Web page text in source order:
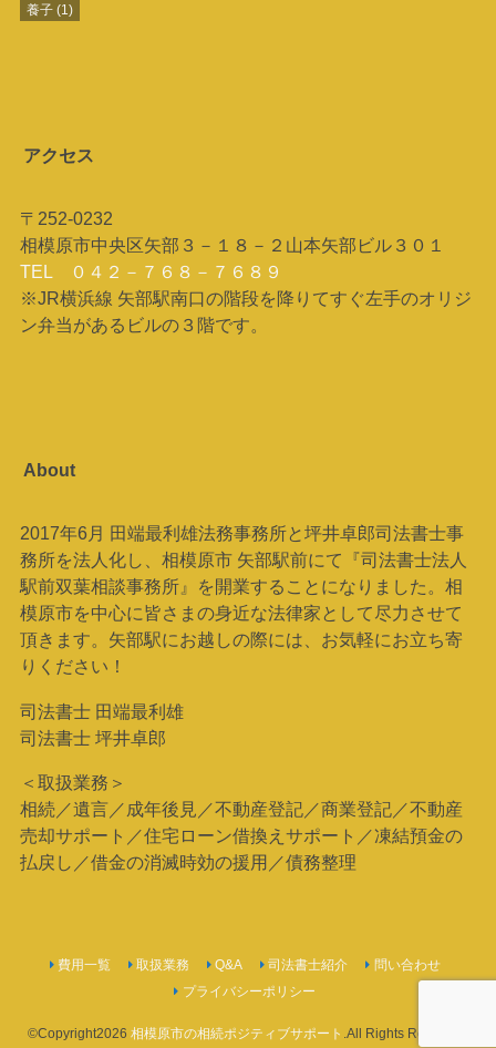
養子(1)
アクセス
〒252-0232
相模原市中央区矢部３－１８－２山本矢部ビル３０１
TEL ０４２－７６８－７６８９
※JR横浜線 矢部駅南口の階段を降りてすぐ左手のオリジ
ン弁当があるビルの３階です。
About
2017年6月 田端最利雄法務事務所と坪井卓郎司法書士事
務所を法人化し、相模原市 矢部駅前にて『司法書士法人
駅前双葉相談事務所』を開業することになりました。相
模原市を中心に皆さまの身近な法律家として尽力させて
頂きます。矢部駅にお越しの際には、お気軽にお立ち寄
りください！
司法書士 田端最利雄
司法書士 坪井卓郎
＜取扱業務＞
相続／遺言／成年後見／不動産登記／商業登記／不動産
売却サポート／住宅ローン借換えサポート／凍結預金の
払戻し／借金の消滅時効の援用／債務整理
費用一覧 取扱業務 Q&A 司法書士紹介
問い合わせ
プライバシーポリシー
©Copyright2026 相模原市の相続ポジティブサポート .All Rights Reserved.